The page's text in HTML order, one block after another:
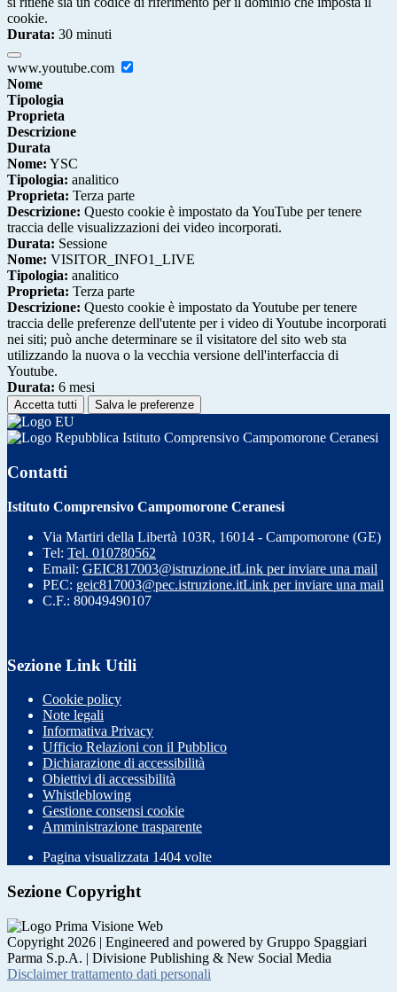
cookie.
Durata: 30 minuti
www.youtube.com
Nome
Tipologia
Proprieta
Descrizione
Durata
Nome: YSC
Tipologia: analitico
Proprieta: Terza parte
Descrizione: Questo cookie è impostato da YouTube per tenere
traccia delle visualizzazioni dei video incorporati.
Durata: Sessione
Nome: VISITOR_INFO1_LIVE
Tipologia: analitico
Proprieta: Terza parte
Descrizione: Questo cookie è impostato da Youtube per tenere
traccia delle preferenze dell'utente per i video di Youtube incorporati
nei siti; può anche determinare se il visitatore del sito web sta
utilizzando la nuova o la vecchia versione dell'interfaccia di
Youtube.
Durata: 6 mesi
Accetta tutti Salva le preferenze
Istituto Comprensivo Campomorone Ceranesi
Contatti
Istituto Comprensivo Campomorone Ceranesi
Via Martiri della Libertà 103R, 16014 - Campomorone (GE)
Tel: Tel. 010780562
Email: GEIC817003@istruzione.itLink per inviare una mail
PEC: geic817003@pec.istruzione.itLink per inviare una mail
C.F.: 80049490107
Sezione Link Utili
Cookie policy
Note legali
Informativa Privacy
Ufficio Relazioni con il Pubblico
Dichiarazione di accessibilità
Obiettivi di accessibilità
Whistleblowing
Gestione consensi cookie
Amministrazione trasparente
Pagina visualizzata 1404 volte
Sezione Copyright
Copyright 2026 | Engineered and powered by Gruppo Spaggiari
Parma S.p.A. | Divisione Publishing & New Social Media
Disclaimer trattamento dati personali